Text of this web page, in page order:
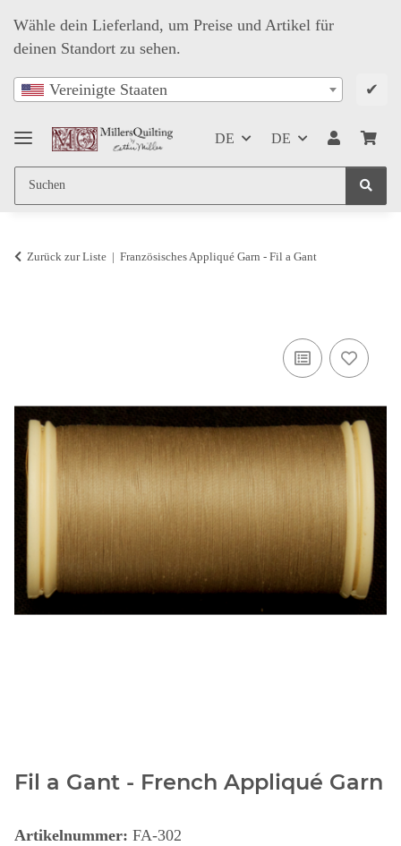
Wähle dein Lieferland, um Preise und Artikel für
deinen Standort zu sehen.
Vereinigte Staaten ✔
DE DE
Zurück zur Liste Französisches Appliqué Garn - Fil a Gant
Fil a Gant - French Appliqué Garn
Artikelnummer: FA-302